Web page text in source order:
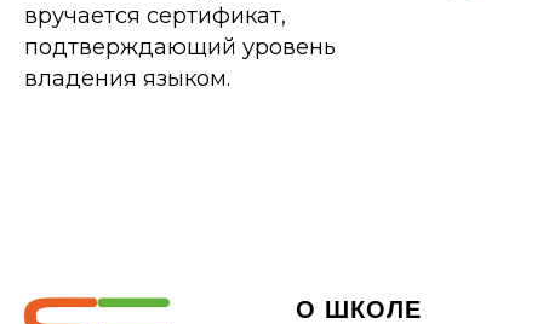
вручается сертификат,
подтверждающий уровень
владения языком.
О ШКОЛЕ